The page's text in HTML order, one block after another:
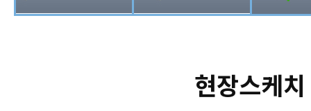
현장스케치